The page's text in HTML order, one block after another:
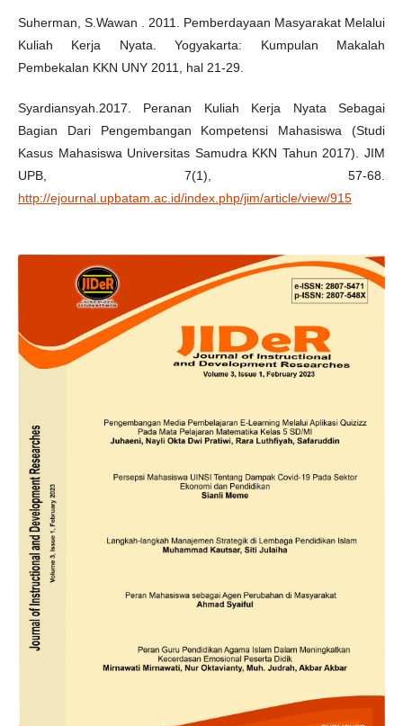
Suherman, S.Wawan . 2011. Pemberdayaan Masyarakat Melalui
Kuliah Kerja Nyata. Yogyakarta: Kumpulan Makalah
Pembekalan KKN UNY 2011, hal 21-29.
Syardiansyah.2017. Peranan Kuliah Kerja Nyata Sebagai
Bagian Dari Pengembangan Kompetensi Mahasiswa (Studi
Kasus Mahasiswa Universitas Samudra KKN Tahun 2017). JIM
UPB, 7(1), 57-68.
http://ejournal.upbatam.ac.id/index.php/jim/article/view/915